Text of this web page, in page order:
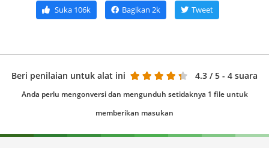
Suka106k Bagikan 2k Tweet
Beri penilaian untuk alat ini 4.3 / 5 - 4 suara
Anda perlu mengonversi dan mengunduh setidaknya 1 file untuk
memberikan masukan